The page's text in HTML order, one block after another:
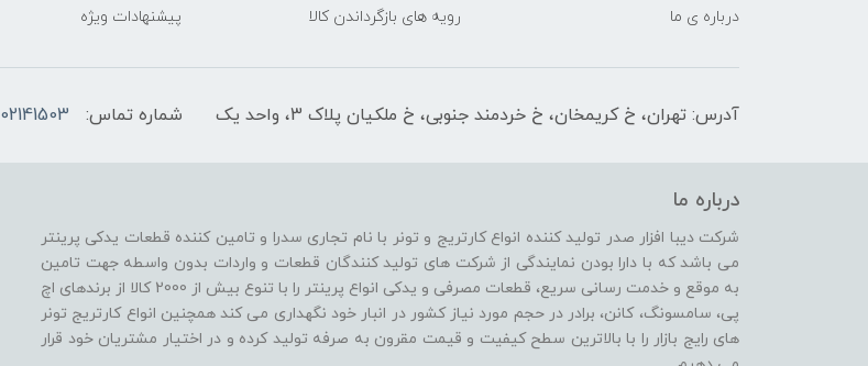
درباره ی ما
رویه های بازگرداندن کالا
پیشنهادات ویژه
آدرس: تهران، خ کریمخان، خ خردمند جنوبی، خ ملکیان پلاک 3، واحد یک شماره تماس: 02141503 - داخلی 142
درباره ما
شرکت دیبا افزار صدر تولید کننده انواع کارتریج و تونر با نام تجاری سدرا و تامین کننده قطعات یدکی پرینتر
می باشد که با دارا بودن نمایندگی از شرکت های تولید کنندگان قطعات و واردات بدون واسطه جهت تامین
به موقع و خدمت رسانی سریع، قطعات مصرفی و یدکی انواع پرینتر را با تنوع بیش از 2000 کالا از برندهای اچ
پی، سامسونگ، کانن، برادر در حجم مورد نیاز کشور در انبار خود نگهداری می کند همچنین انواع کارتریج تونر
های رایج بازار را با بالاترین سطح کیفیت و قیمت مقرون به صرفه تولید کرده و در اختیار مشتریان خود قرار